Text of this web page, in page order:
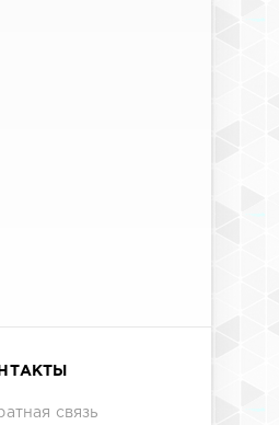
связь